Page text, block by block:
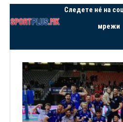
Следете нé на
мрежи